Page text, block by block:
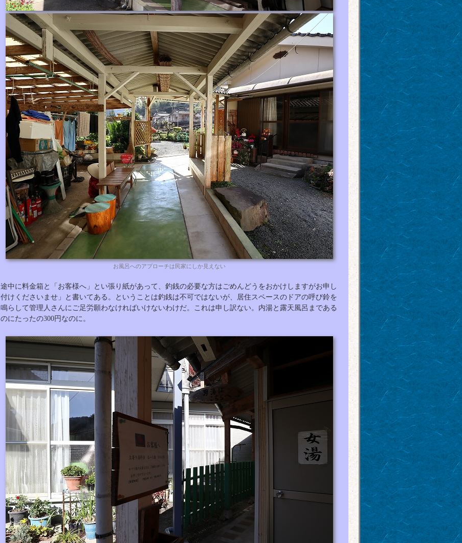
お風呂へのアプローチは民家にしか見えない
途中に料金箱と「お客様へ」とい張り紙があって、釣銭の必要な方はごめんどうをおかけしますがお申し
付けくださいませ」と書いてある。ということは釣銭は不可ではないが、居住スペースのドアの呼び鈴を
鳴らして管理人さんにご足労願わなければいけないわけだ。これは申し訳ない。内湯と露天風呂まである
のにたったの300円なのに。